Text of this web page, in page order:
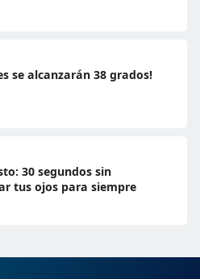
se alcanzarán 38 grados!
30 segundos sin
tus ojos para siempre